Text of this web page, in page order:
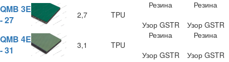
QMB 3E
- 27
2,7 TPU
Резина
Узор GSTR
Резина
Узор GSTR
QMB 4E
- 31
3,1 TPU
Резина
Узор GSTR
Резина
Узор GSTR